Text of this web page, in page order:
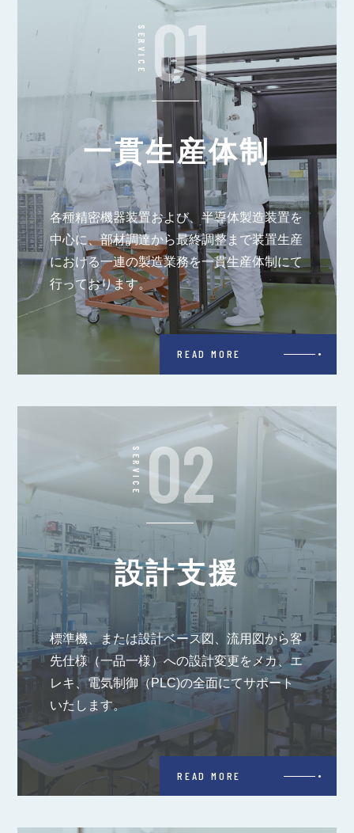
SERVICE 01
一貫生産体制
各種精密機器装置および、半導体製造装置を
中心に、部材調達から最終調整まで装置生産
における一連の製造業務を一貫生産体制にて
行っております。
READ MORE
SERVICE02
設計支援
標準機、または設計ベース図、流用図から客
先仕様（一品一様）への設計変更をメカ、エ
レキ、電気制御（PLC)の全面にてサポート
いたします。
READ MORE